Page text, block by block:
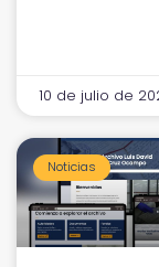
10 de julio de
Noticias